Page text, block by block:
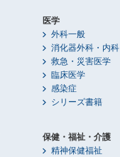
医学
外科一般
消化器外科・内科
救急・災害医学
臨床医学
感染症
シリーズ書籍
保健・福祉・介護
精神保健福祉